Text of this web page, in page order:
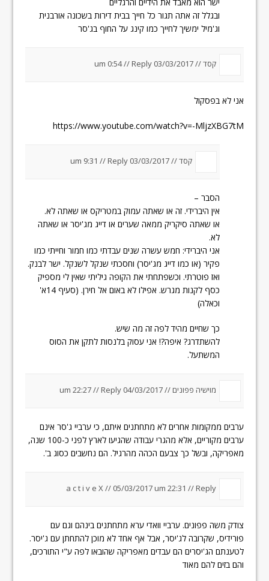
ישר הוא מאבד את הידיים והרגליים
ובגלל זה אתה תגור כל חייך בבית דירות בשכונה אורבנית
וג'מיל ימשיך לחייך כמו קינג על החוף בג'סר
קסד //03/03/2017 um 0:54
//Reply
אני לא בפסקול
https://www.youtube.com/watch?v=-MljzXBG7tM
קסד //03/03/2017 um 9:31
//Reply
הסבר –
אין היברידי. זה או שאתה עמוק במטריקס או שאתה לא.
או שאתה סיקריק ממאה שערים או דייג מג'יסר או שאתה
לא.
אני היברידי: חמש עשרה שנים עבדתי כמו חמור וחייתי כמו
פקיר (או כמו דייג מג'יסר) וחסכתי שנקל לשנקל. ישר לבנק.
ואז פוטרתי. וכשפתחתי את הקופה גיליתי שאין לי מספיק
כסף לקנות מגרש. אפילו לא באום אל חירן. (סעיף 14א'
וכאלה)
כך שחיים מהיד לפה זה מה שיש.
להשתדרג? איפה?! אני עסוק בלנסות לתקן את הסוס
המשתעל.
מוישיה פפונים //04/03/2017 um 22:27
//Reply
ערבים ממקומות אחרים לא מתחתנים איתם, כי ערביי ג'סר אינם
ערבים מקוריים, אלא מהגרי עבודה שהגיעו לארץ לפני כ-100 שנה,
מאפריקה, ובשל כך צבעם הכהה מהרגיל. הם נחשבים כסוג ב'.
a c t i v e X // 05/03/2017 um 22:31 //Reply
צודק משה פפונים. ערביי וואדי ערא מתחתנים בינהם וגם עם
פורידיס, שקרובה לג'יסר, אבל אף אחד לא מוכן להתחתן עם ג'יסר.
לטענתם הג'יסרים הם עבדים מאפריקה שהובאו לפה ע"י התורכים,
והם בזים להם מאוד